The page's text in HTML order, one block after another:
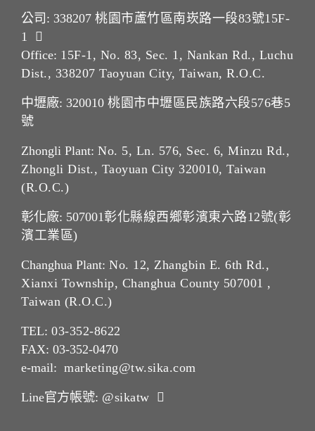
公司: 338207 桃園市蘆竹區南崁路一段83號15F-
1
Office: 15F-1, No. 83, Sec. 1, Nankan Rd., Luchu
Dist., 338207 Taoyuan City, Taiwan, R.O.C.
中壢廠: 320010 桃園市中壢區民族路六段576巷5
號
Zhongli Plant: No. 5, Ln. 576, Sec. 6, Minzu Rd.,
Zhongli Dist., Taoyuan City 320010, Taiwan
(R.O.C.)
彰化廠: 507001彰化縣線西鄉彰濱東六路12號(彰
濱工業區)
Changhua Plant: No. 12, Zhangbin E. 6th Rd.,
Xianxi Township, Changhua County 507001 ,
Taiwan (R.O.C.)
TEL: 03-352-8622
FAX: 03-352-0470
e-mail: marketing@tw.sika.com
Line官方帳號: @sikatw